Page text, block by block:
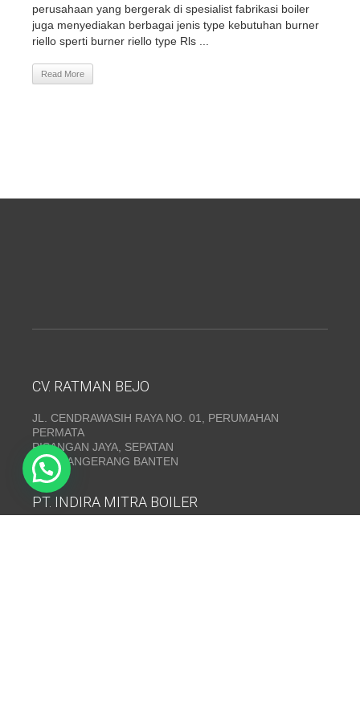
perusahaan yang bergerak di spesialist fabrikasi boiler
juga menyediakan berbagai jenis type kebutuhan burner
riello sperti burner riello type Rls ...
Read More
CV. RATMAN BEJO
JL. CENDRAWASIH RAYA NO. 01, PERUMAHAN
PERMATA
PISANGAN JAYA, SEPATAN
KAB. TANGERANG BANTEN
PT. INDIRA MITRA BOILER